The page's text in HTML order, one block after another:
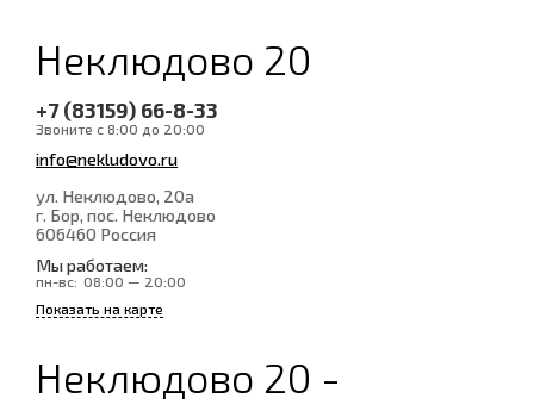
Неклюдово 20
+7 (83159) 66-8-33
Звоните с 8:00 до 20:00
info@nekludovo.ru
ул. Неклюдово, 20а
г. Бор, пос. Неклюдово
606460 Россия
Мы работаем:
пн-вс: 08:00 — 20:00
Показать на карте
Неклюдово 20 -